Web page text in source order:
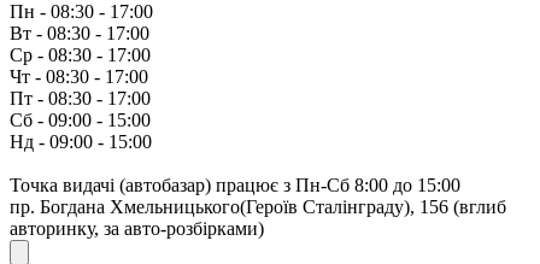
Пн - 08:30 - 17:00
Вт - 08:30 - 17:00
Ср - 08:30 - 17:00
Чт - 08:30 - 17:00
Пт - 08:30 - 17:00
Сб - 09:00 - 15:00
Нд - 09:00 - 15:00
Точка видачі (автобазар) працює з Пн-Сб 8:00 до 15:00
пр. Богдана Хмельницького(Героїв Сталінграду), 156 (вглиб
авторинку, за авто-розбірками)